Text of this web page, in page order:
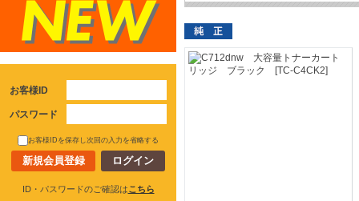
お客様ID
パスワード
お客様IDを保存し次回の入力を省略する
新規会員登録
ID・パスワードのご確認はこちら